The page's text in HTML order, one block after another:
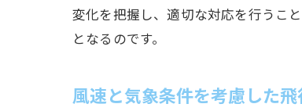
変化を把握し、適切な対応を行うこ
となるのです。
風速と気象条件を考慮した